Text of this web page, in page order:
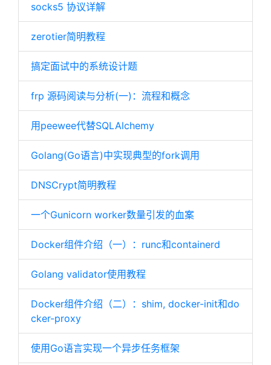
socks5 协议详解
zerotier简明教程
搞定面试中的系统设计题
frp 源码阅读与分析(一)：流程和概念
用peewee代替SQLAlchemy
Golang(Go语言)中实现典型的fork调用
DNSCrypt简明教程
一个Gunicorn worker数量引发的血案
Docker组件介绍（一）：runc和containerd
Golang validator使用教程
Docker组件介绍（二）：shim, docker-init和do
cker-proxy
使用Go语言实现一个异步任务框架